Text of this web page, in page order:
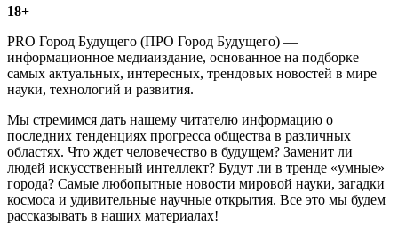
18+
PRO Город Будущего (ПРО Город Будущего) —
информационное медиаиздание, основанное на подборке
самых актуальных, интересных, трендовых новостей в мире
науки, технологий и развития.
Мы стремимся дать нашему читателю информацию о
последних тенденциях прогресса общества в различных
областях. Что ждет человечество в будущем? Заменит ли
людей искусственный интеллект? Будут ли в тренде «умные»
города? Самые любопытные новости мировой науки, загадки
космоса и удивительные научные открытия. Все это мы будем
рассказывать в наших материалах!